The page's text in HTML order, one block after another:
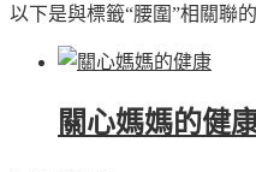
以下是與標籤“腰圍”相關聯
關心媽媽的健